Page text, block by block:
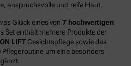
anspruchsvolle und reife Haut.
Glück eines von 7 hochwertigen
Set enthält mehrere Produkte der
LIFT Gesichtspflege sowie das
Pflegeroutine um eine besonders